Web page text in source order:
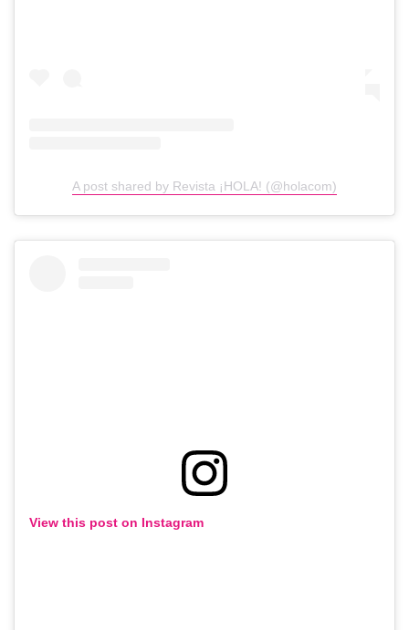
A post shared by Revista ¡HOLA! (@holacom)
View this post on Instagram